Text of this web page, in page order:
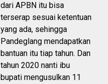
dari APBN itu bisa
terserap sesuai ketentuan
yang ada, sehingga
Pandeglang mendapatkan
bantuan itu tiap tahun. Dan
tahun 2020 nanti ibu
bupati mengusulkan 11